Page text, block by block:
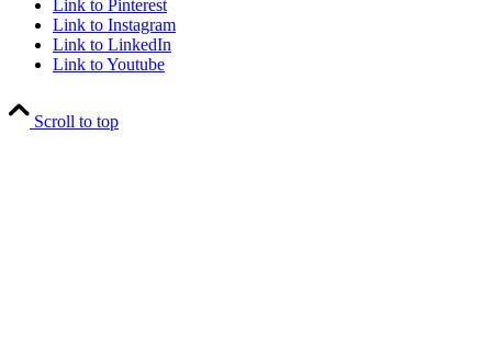
Link to Pinterest
Link to Instagram
Link to LinkedIn
Link to Youtube
Scroll to top